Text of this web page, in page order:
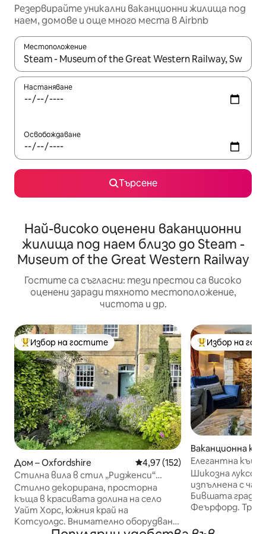
Резервирайте уникални ваканционни жилища под
наем, домове и още много места в Airbnb
Местоположение
Когато резултатите се покажат, използвайте
Настаняване
Освобождаване
Търсене
Най-високо оценени ваканционни
жилища под наем близо до Steam -
Museum of the Great Western Railway
Гостите са съгласни: тези престои са високо
оценени заради тяхното местоположение,
чистота и др.
Най-популярен избор на гостите
Избор на гостите
Дом – Oxfordshire Средна оценка: 4,97 от 5,
4,97 (152)
Стилна вила в стил „Ридженси“
близо до Котсуолдс и Риджуей
Стилно декорирана, просторна
къща в красивата долина на село
Уайт Хорс, южния край на
Котсуолдс. Внимателно оборудвано
Най-популярен
Избор на
Ваканционна
estershire
Елегантна къща
в центъра на
Шикозна
изпълнена с чар
Бившата
Феърфорд. Три бутикови луксозни
санитарен възел. Голяма